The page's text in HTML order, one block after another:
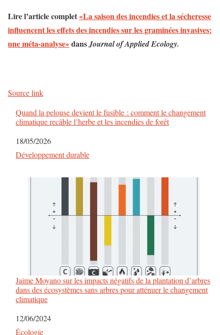
Lire l’article complet«La saison des incendies et la sécheresse
influencent les effets des incendies sur les graminées invasives:
une méta-analyse»dansJournal of Applied Ecology.
Source link
Quand la pelouse devient le fusible : comment le changement
climatique recâble l’herbe et les incendies de forêt
Date
18/05/2026
Par rapport à
Développement durable
Jaime Moyano sur les impacts négatifs de la plantation d’arbres
dans des écosystèmes sans arbres pour atténuer le changement
climatique
Date
12/06/2024
Par rapport à
Écologie